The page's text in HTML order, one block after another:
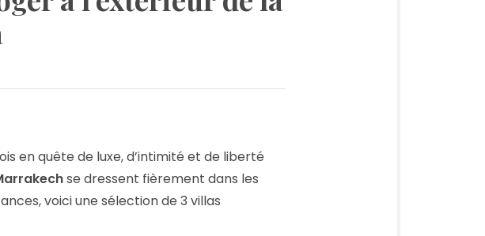
en quête de luxe, d’intimité et de liberté
se dressent fièrement dans les
voici une sélection de 3 villas